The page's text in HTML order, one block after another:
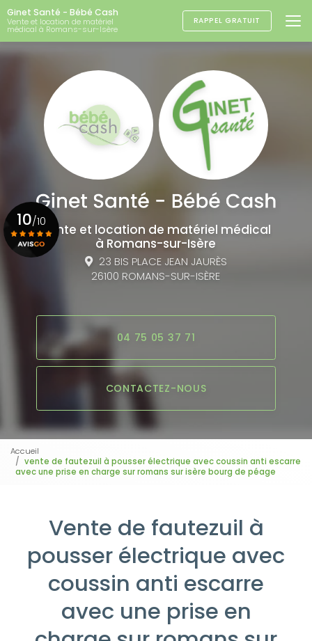
Aller
au
contenu
principal
Ginet Santé - Bébé Cash
Vente et location de matériel
médical à Romans-sur-Isère
RAPPEL GRATUIT
Vente et location de matériel médical
à Romans-sur-Isère
23 BIS PLACE JEAN JAURÈS
26100 ROMANS-SUR-ISÈRE
04 75 05 37 71
CONTACTEZ-NOUS
10/10
Accueil
vente de fautezuil à pousser électrique avec coussin anti escarre
avec une prise en charge sur romans sur isère bourg de péage
Vente de fautezuil à
pousser électrique avec
coussin anti escarre
avec une prise en